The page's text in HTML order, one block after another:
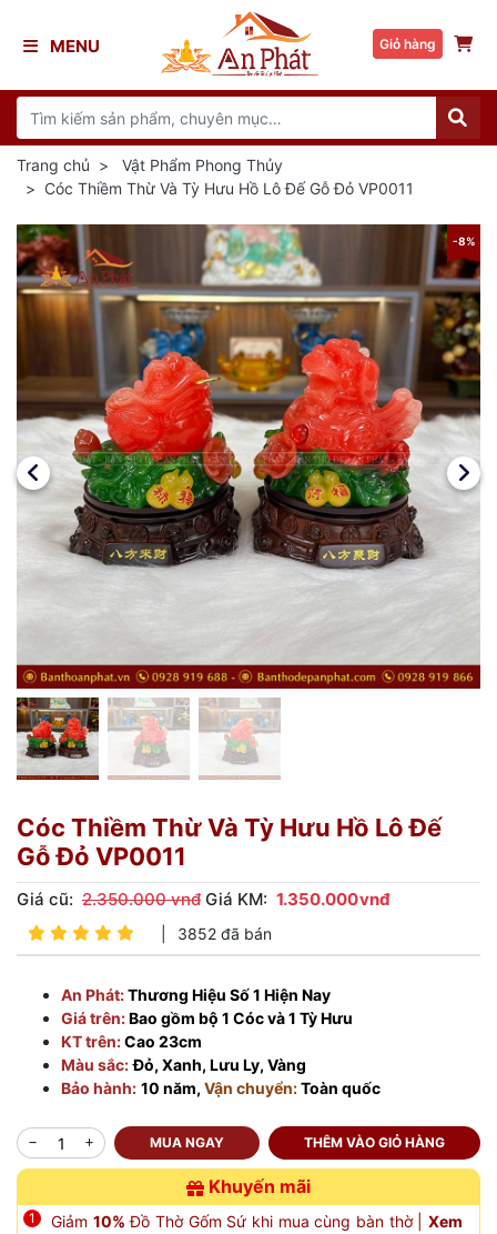
MENU Giỏ hàng
Trang chủ
Vật Phẩm Phong Thủy
Cóc Thiềm Thừ Và Tỳ Hưu Hồ Lô Đế Gỗ Đỏ VP0011
-8%
Cóc Thiềm Thừ Và Tỳ Hưu Hồ Lô Đế
Gỗ Đỏ VP0011
Giá cũ: 2.350.000 vnđ Giá KM: 1.350.000vnđ
3852 đã bán
An Phát:Thương Hiệu Số 1 Hiện Nay
Giá trên:Bao gồm bộ 1 Cóc và 1 Tỳ Hưu
KT trên:Cao 23cm
Màu sắc: Đỏ, Xanh, Lưu Ly, Vàng
Bảo hành: 10 năm, Vận chuyển:Toàn quốc
MUA NGAY THÊM VÀO GIỎ HÀNG
Khuyến mãi
Giảm 10% Đồ Thờ Gốm Sứ khi mua cùng bàn thờ |Xem